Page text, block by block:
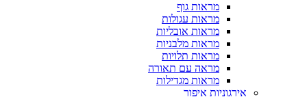
מראות גוף
מראות עגולות
מראות אובליות
מראות מלבניות
מראות תלויות
מראה עם תאורה
מראות מגדילות
אירגוניות איפור